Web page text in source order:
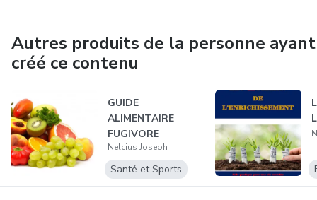
Autres produits de la personne ayant
créé ce contenu
GUIDE
ALIMENTAIRE
FUGIVORE
Nelcius Joseph
Santé et Sports